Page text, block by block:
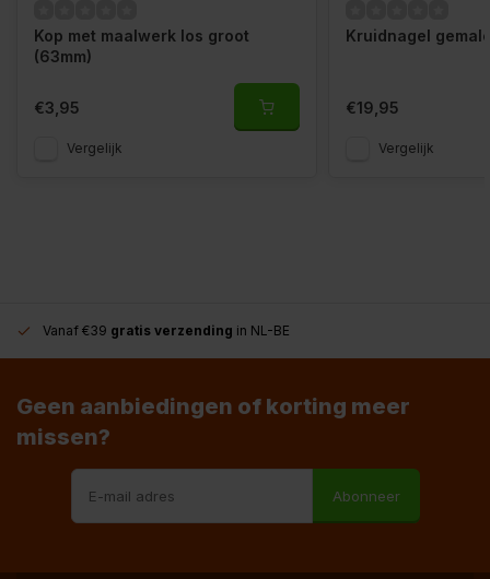
Kop met maalwerk los groot
(63mm)
€3,95
Vergelijk
Kruidnagel
€19,95
Vergelijk
Vanaf €39 gratis verzending in NL-BE
Geen aanbiedingen of korting meer
missen?
Abonneer